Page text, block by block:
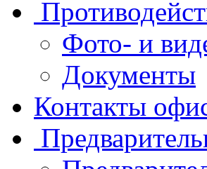
Фото- и
Документы
Контакты